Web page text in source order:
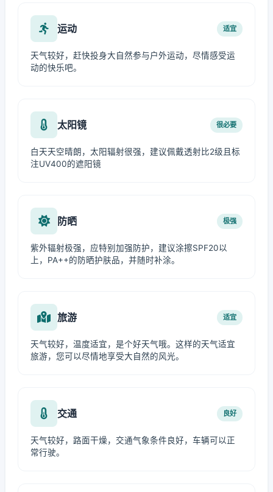
运动 适宜
天气较好，赶快投身大自然参与户外运动，尽情感受运
动的快乐吧。
太阳镜 很必要
白天天空晴朗，太阳辐射很强，建议佩戴透射比2级且标
注UV400的遮阳镜
防晒 极强
紫外辐射极强，应特别加强防护，建议涂擦SPF20以
上，PA++的防晒护肤品，并随时补涂。
旅游 适宜
天气较好，温度适宜，是个好天气哦。这样的天气适宜
旅游，您可以尽情地享受大自然的风光。
交通 良好
天气较好，路面干燥，交通气象条件良好，车辆可以正
常行驶。